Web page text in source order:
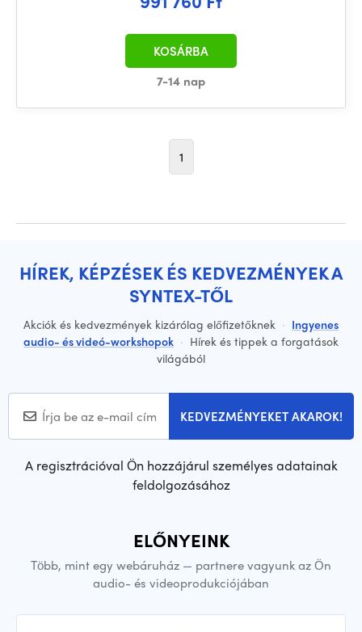
7-14 nap
KOSÁRBA
1
HÍREK, KÉPZÉSEK ÉS KEDVEZMÉNYEK A
SYNTEX-TŐL
Akciók és kedvezmények kizárólag előfizetőknek · Ingyenes
audio- és videó-workshopok · Hírek és tippek a forgatások
világából
KEDVEZMÉNYEKET AKAROK!
A regisztrációval Ön hozzájárul személyes adatainak
feldolgozásához
ELŐNYEINK
Több, mint egy webáruház — partnere vagyunk az Ön
audio- és videoprodukciójában